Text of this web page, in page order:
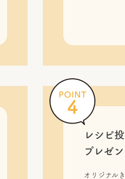
レシピ
プレゼ
オリジナル